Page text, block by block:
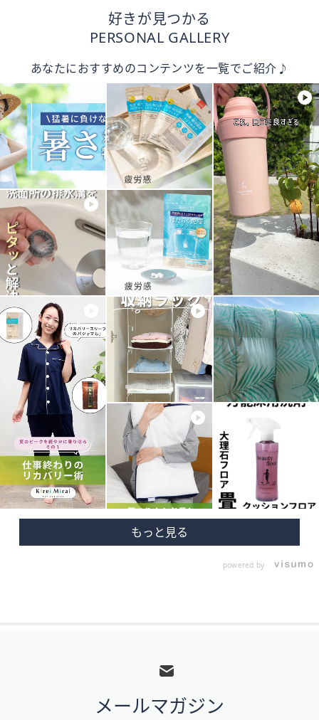
好きが見つかる
PERSONAL GALLERY
あなたにおすすめのコンテンツを一覧でご紹介♪
powered by
メールマガジン